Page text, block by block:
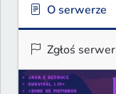
O serwerze
Zgłoś serwer